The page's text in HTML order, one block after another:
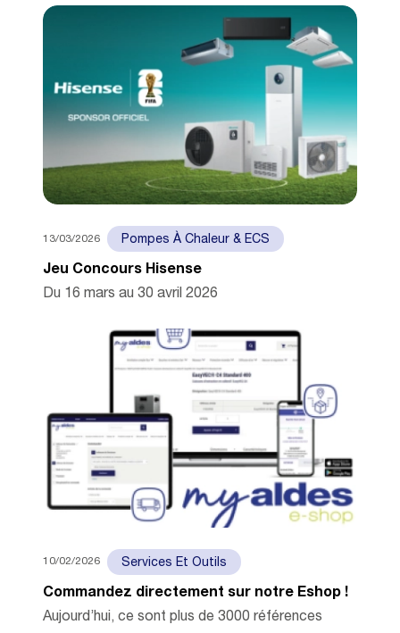
13/03/2026 Pompes À Chaleur & ECS
Jeu Concours Hisense
Du 16 mars au 30 avril 2026
10/02/2026 Services Et Outils
Commandez directement sur notre Eshop !
Aujourd’hui, ce sont plus de 3000 références